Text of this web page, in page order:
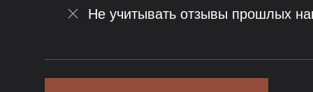
Не учитывать отзывы прошлых